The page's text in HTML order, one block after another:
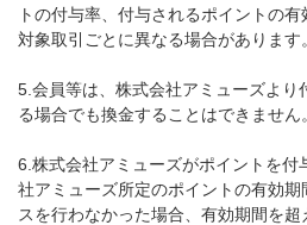
トの付与率、付与されるポイントの
対象取引ごとに異なる場合があります。
5.会員等は、株式会社アミューズより
る場合でも換金することはできません。
6.株式会社アミューズがポイントを付
社アミューズ所定のポイントの有効
スを行わなかった場合、有効期間を